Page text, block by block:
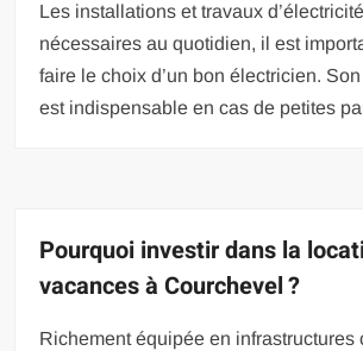
Les installations et travaux
nécessaires au quotidien, il est
faire le choix d’un bon électricien.
est indispensable en cas de petites
Pourquoi investir dans la
vacances à Courchevel ?
Richement équipée en infrastructures